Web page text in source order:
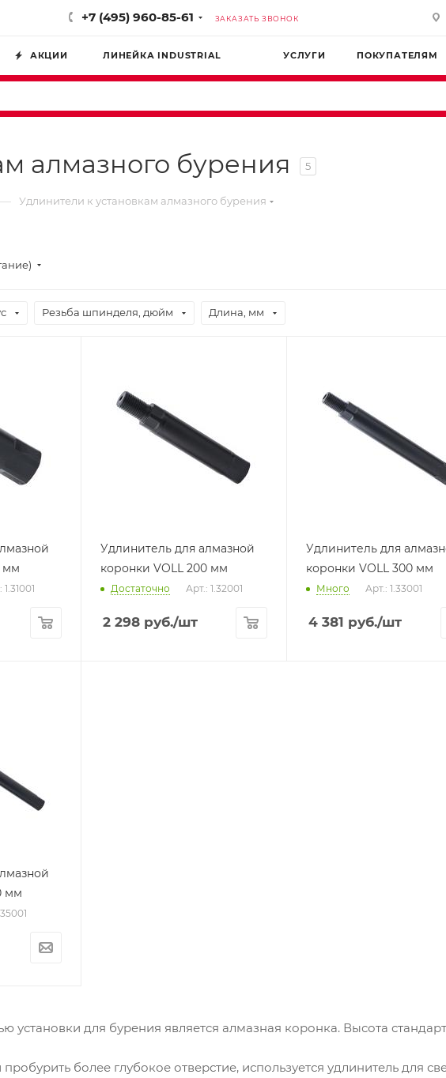
+7 (495) 960-85-61 ЗАКАЗАТЬ ЗВОНОК
АКЦИИ ЛИНЕЙКА INDUSTRIAL УСЛУГИ ПОКУПАТЕЛЯМ
алмазного бурения 5
— Удлинители к установкам алмазного бурения
Резьба шпинделя, дюйм Длина, мм
мм
1.31001
Удлинитель для алмазной
коронки VOLL 200 мм
Достаточно Арт.: 1.32001
2 298руб./шт
Удлинитель для
коронки VOLL 300 мм
Много Арт.: 1.33001
4 381 руб./шт
мм
установки для бурения является алмазная коронка. Высота
более глубокое отверстие, используется удлинитель для